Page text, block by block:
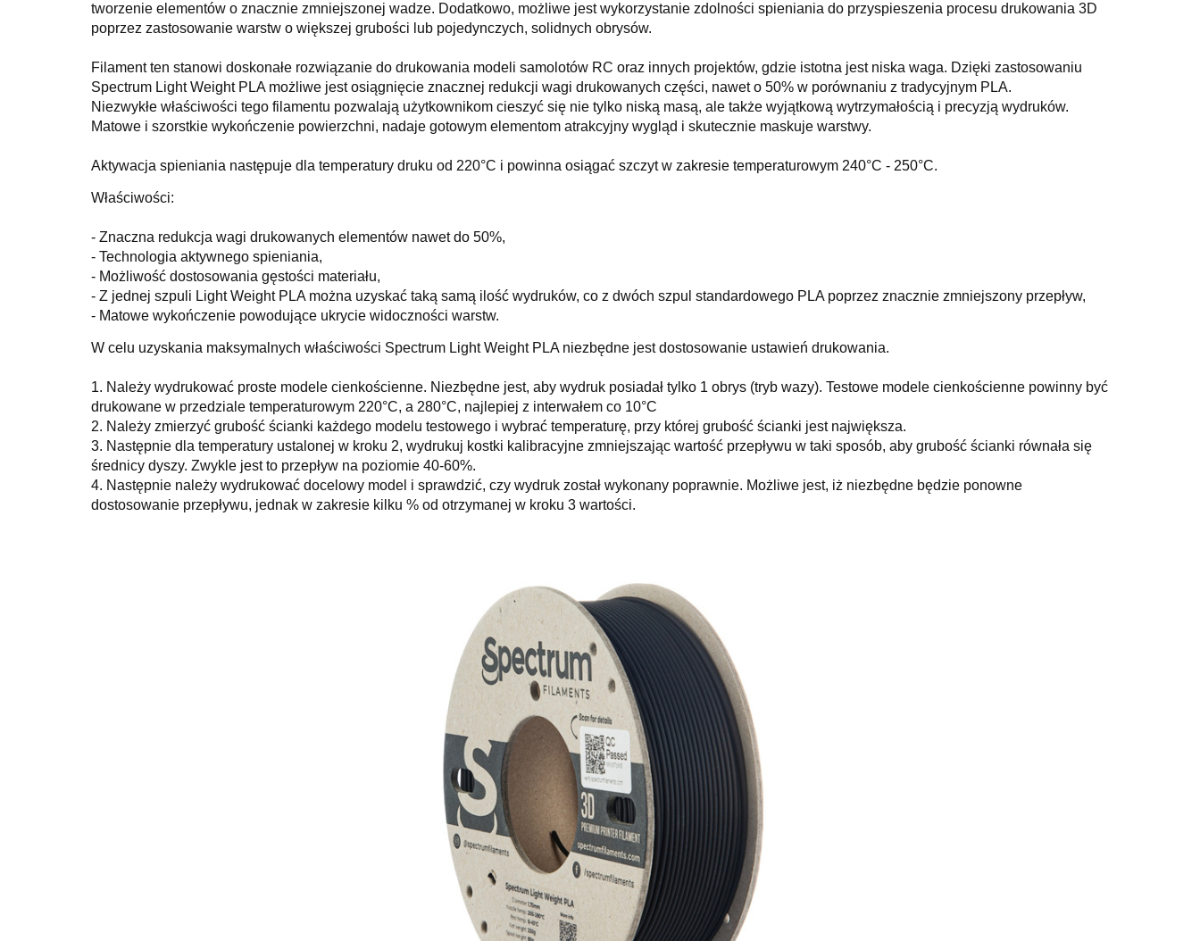
tworzenie elementów o znacznie zmniejszonej wadze. Dodatkowo, możliwe jest wykorzystanie zdolności spieniania do przyspieszenia procesu drukowania 3D
poprzez zastosowanie warstw o większej grubości lub pojedynczych, solidnych obrysów.
Filament ten stanowi doskonałe rozwiązanie do drukowania modeli samolotów RC oraz innych projektów, gdzie istotna jest niska waga. Dzięki zastosowaniu
Spectrum Light Weight PLA możliwe jest osiągnięcie znacznej redukcji wagi drukowanych części, nawet o 50% w porównaniu z tradycyjnym PLA.
Niezwykłe właściwości tego filamentu pozwalają użytkownikom cieszyć się nie tylko niską masą, ale także wyjątkową wytrzymałością i precyzją wydruków.
Matowe i szorstkie wykończenie powierzchni, nadaje gotowym elementom atrakcyjny wygląd i skutecznie maskuje warstwy.
Aktywacja spieniania następuje dla temperatury druku od 220°C i powinna osiągać szczyt w zakresie temperaturowym 240°C - 250°C.
Właściwości:
- Znaczna redukcja wagi drukowanych elementów nawet do 50%,
- Technologia aktywnego spieniania,
- Możliwość dostosowania gęstości materiału,
- Z jednej szpuli Light Weight PLA można uzyskać taką samą ilość wydruków, co z dwóch szpul standardowego PLA poprzez znacznie zmniejszony przepływ,
- Matowe wykończenie powodujące ukrycie widoczności warstw.
W celu uzyskania maksymalnych właściwości Spectrum Light Weight PLA niezbędne jest dostosowanie ustawień drukowania.
1. Należy wydrukować proste modele cienkościenne. Niezbędne jest, aby wydruk posiadał tylko 1 obrys (tryb wazy). Testowe modele cienkościenne powinny być
drukowane w przedziale temperaturowym 220°C, a 280°C, najlepiej z interwałem co 10°C
2. Należy zmierzyć grubość ścianki każdego modelu testowego i wybrać temperaturę, przy której grubość ścianki jest największa.
3. Następnie dla temperatury ustalonej w kroku 2, wydrukuj kostki kalibracyjne zmniejszając wartość przepływu w taki sposób, aby grubość ścianki równała się
średnicy dyszy. Zwykle jest to przepływ na poziomie 40-60%.
4. Następnie należy wydrukować docelowy model i sprawdzić, czy wydruk został wykonany poprawnie. Możliwe jest, iż niezbędne będzie ponowne
dostosowanie przepływu, jednak w zakresie kilku % od otrzymanej w kroku 3 wartości.